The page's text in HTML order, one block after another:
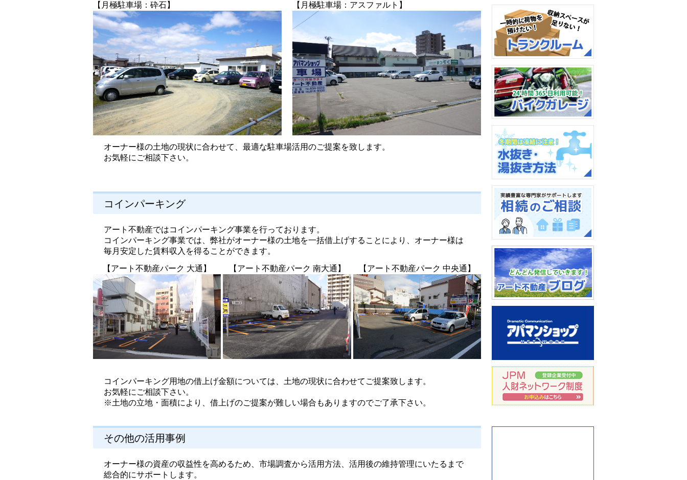
【月極駐車場：砕石】 【月極駐車場：アスファルト】
オーナー様の土地の現状に合わせて、最適な駐車場活用のご提案を致します。
お気軽にご相談下さい。
コインパーキング
アート不動産ではコインパーキング事業を行っております。
コインパーキング事業では、弊社がオーナー様の土地を一括借上げすることにより、オーナー様は
毎月安定した賃料収入を得ることができます。
【アート不動産パーク 大通】
【アート不動産パーク 南大通】 【アート不動産パーク 中央通】
コインパーキング用地の借上げ金額については、土地の現状に合わせてご提案致します。
お気軽にご相談下さい。
※土地の立地・面積により、借上げのご提案が難しい場合もありますのでご了承下さい。
その他の活用事例
オーナー様の資産の収益性を高めるため、市場調査から活用方法、活用後の維持管理にいたるまで
総合的にサポートします。
っと便利に、快適に。
高齢者住宅アルテプラド：
住み慣れた家のように。
トランクルーム：一時的に
荷物を預けたい、収納スペ
ースがたりない、そんな時
に。
バイクガレージ：24時間
365日利用可能！
水抜き・湯抜き方法
相続のご相談
アート不動産ブログ：どん
どん発信していきます！
岩手県盛岡市のアパマンシ
ョップ